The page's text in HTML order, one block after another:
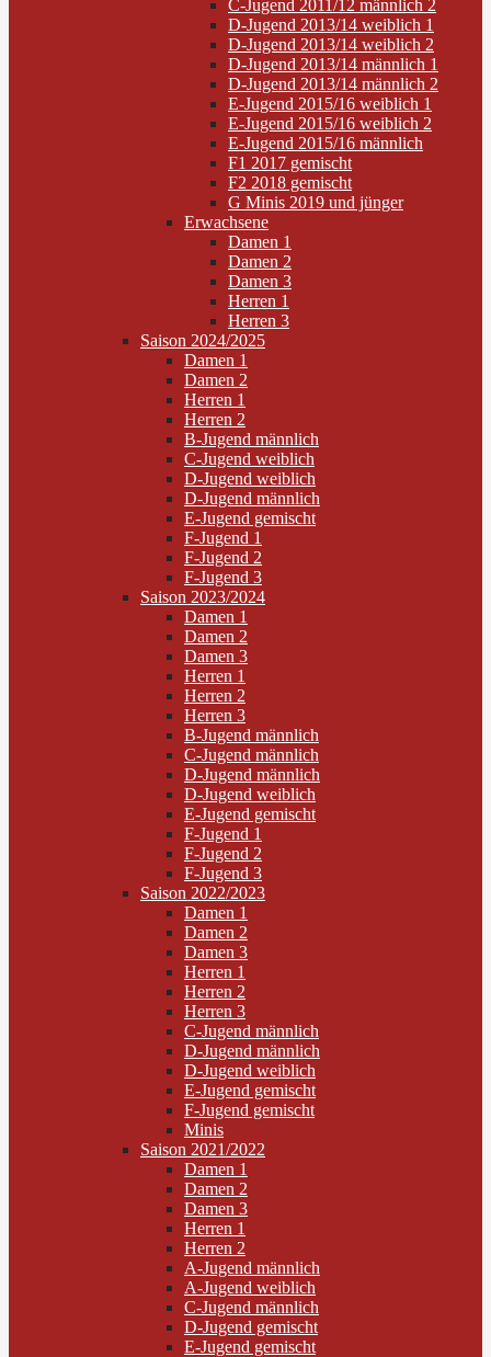
C-Jugend 2011/12 männlich 2
D-Jugend 2013/14 weiblich 1
D-Jugend 2013/14 weiblich 2
D-Jugend 2013/14 männlich 1
D-Jugend 2013/14 männlich 2
E-Jugend 2015/16 weiblich 1
E-Jugend 2015/16 weiblich 2
E-Jugend 2015/16 männlich
F1 2017 gemischt
F2 2018 gemischt
G Minis 2019 und jünger
Erwachsene
Damen 1
Damen 2
Damen 3
Herren 1
Herren 3
Saison 2024/2025
Damen 1
Damen 2
Herren 1
Herren 2
B-Jugend männlich
C-Jugend weiblich
D-Jugend weiblich
D-Jugend männlich
E-Jugend gemischt
F-Jugend 1
F-Jugend 2
F-Jugend 3
Saison 2023/2024
Damen 1
Damen 2
Damen 3
Herren 1
Herren 2
Herren 3
B-Jugend männlich
C-Jugend männlich
D-Jugend männlich
D-Jugend weiblich
E-Jugend gemischt
F-Jugend 1
F-Jugend 2
F-Jugend 3
Saison 2022/2023
Damen 1
Damen 2
Damen 3
Herren 1
Herren 2
Herren 3
C-Jugend männlich
D-Jugend männlich
D-Jugend weiblich
E-Jugend gemischt
F-Jugend gemischt
Minis
Saison 2021/2022
Damen 1
Damen 2
Damen 3
Herren 1
Herren 2
A-Jugend männlich
A-Jugend weiblich
C-Jugend männlich
D-Jugend gemischt
E-Jugend gemischt